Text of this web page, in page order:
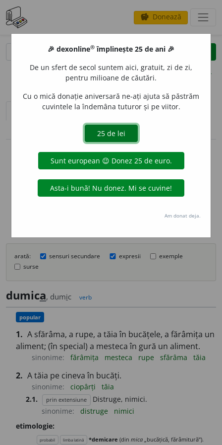
savings Donează
clear
opțiuni
sinteza definițiilor (1)
definiții (27)
info
info
Aceste definiții sunt compilate de
echipa dexonline. Definițiile
originale se află pe filadefiniții.
Puteți reordona filele pe pagina de
arată: sensuri secundare expresii
exemple
surse
dumica, dumic verb
popular
1. A sfărâma, a rupe, a tăia în bucățele, a fărâmița un
aliment; (în special) a mesteca în gură un aliment.
sinonime: fărâmița mesteca rupe sfărâma tăia
2. A tăia pe cineva în bucăți.
sinonime: ciopârți
tăia
2.1.
prin extensiune
Distruge, nimici.
sinonime:
distruge
nimici
etimologie:
probabil limba latină *demicare (din mica„bucățică, fărâmitură”).
🎉 dexonline® împlinește 25 de ani 🎉
De un sfert de secol suntem aici, gratuit, zi de zi,
pentru milioane de căutări.
Cu o mică donație aniversară ne-ați ajuta să păstrăm
cuvintele la îndemâna tuturor și pe viitor.
Am donat deja.